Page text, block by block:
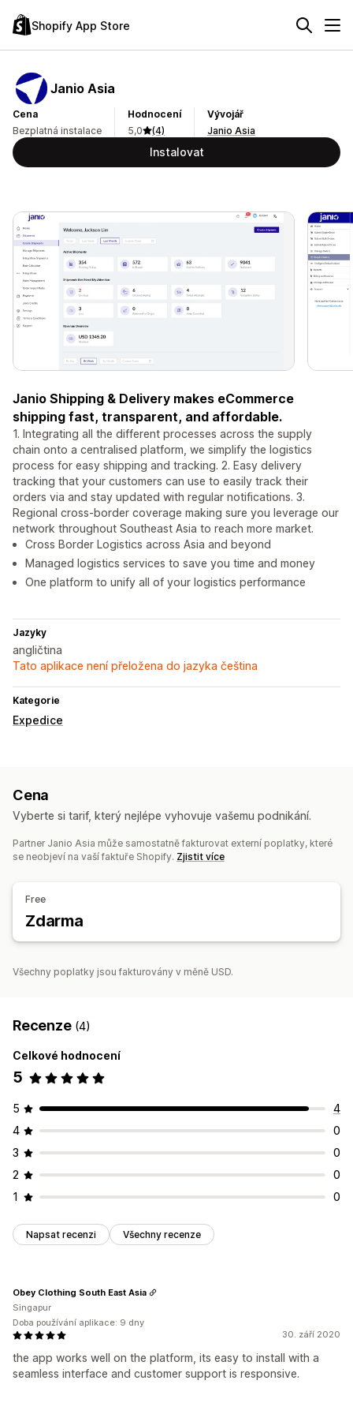
Shopify App Store
Janio Asia
Cena
Bezplatná instalace
Hodnocení
5,0
(4)
Vývojář
Janio Asia
Instalovat
Janio Shipping & Delivery makes eCommerce
shipping fast, transparent, and affordable.
1. Integrating all the different processes across the supply
chain onto a centralised platform, we simplify the logistics
process for easy shipping and tracking. 2. Easy delivery
tracking that your customers can use to easily track their
orders via and stay updated with regular notifications. 3.
Regional cross-border coverage making sure you leverage our
network throughout Southeast Asia to reach more market.
Cross Border Logistics across Asia and beyond
Managed logistics services to save you time and money
One platform to unify all of your logistics performance
Jazyky
angličtina
Tato aplikace není přeložena do jazyka čeština
Kategorie
Expedice
Cena
Vyberte si tarif, který nejlépe vyhovuje vašemu podnikání.
Partner Janio Asia může samostatně fakturovat externí poplatky, které
se neobjeví na vaší faktuře Shopify. Zjistit více
Free
Zdarma
Všechny poplatky jsou fakturovány v měně USD.
Recenze (4)
Celkové hodnocení
5
5
4
4
0
3
0
2
0
1
0
Napsat recenzi Všechny recenze
30. září 2020
the app works well on the platform, its easy to install with a
seamless interface and customer support is responsive.
Obey Clothing South East Asia
Singapur
Doba používání aplikace: 9 dny